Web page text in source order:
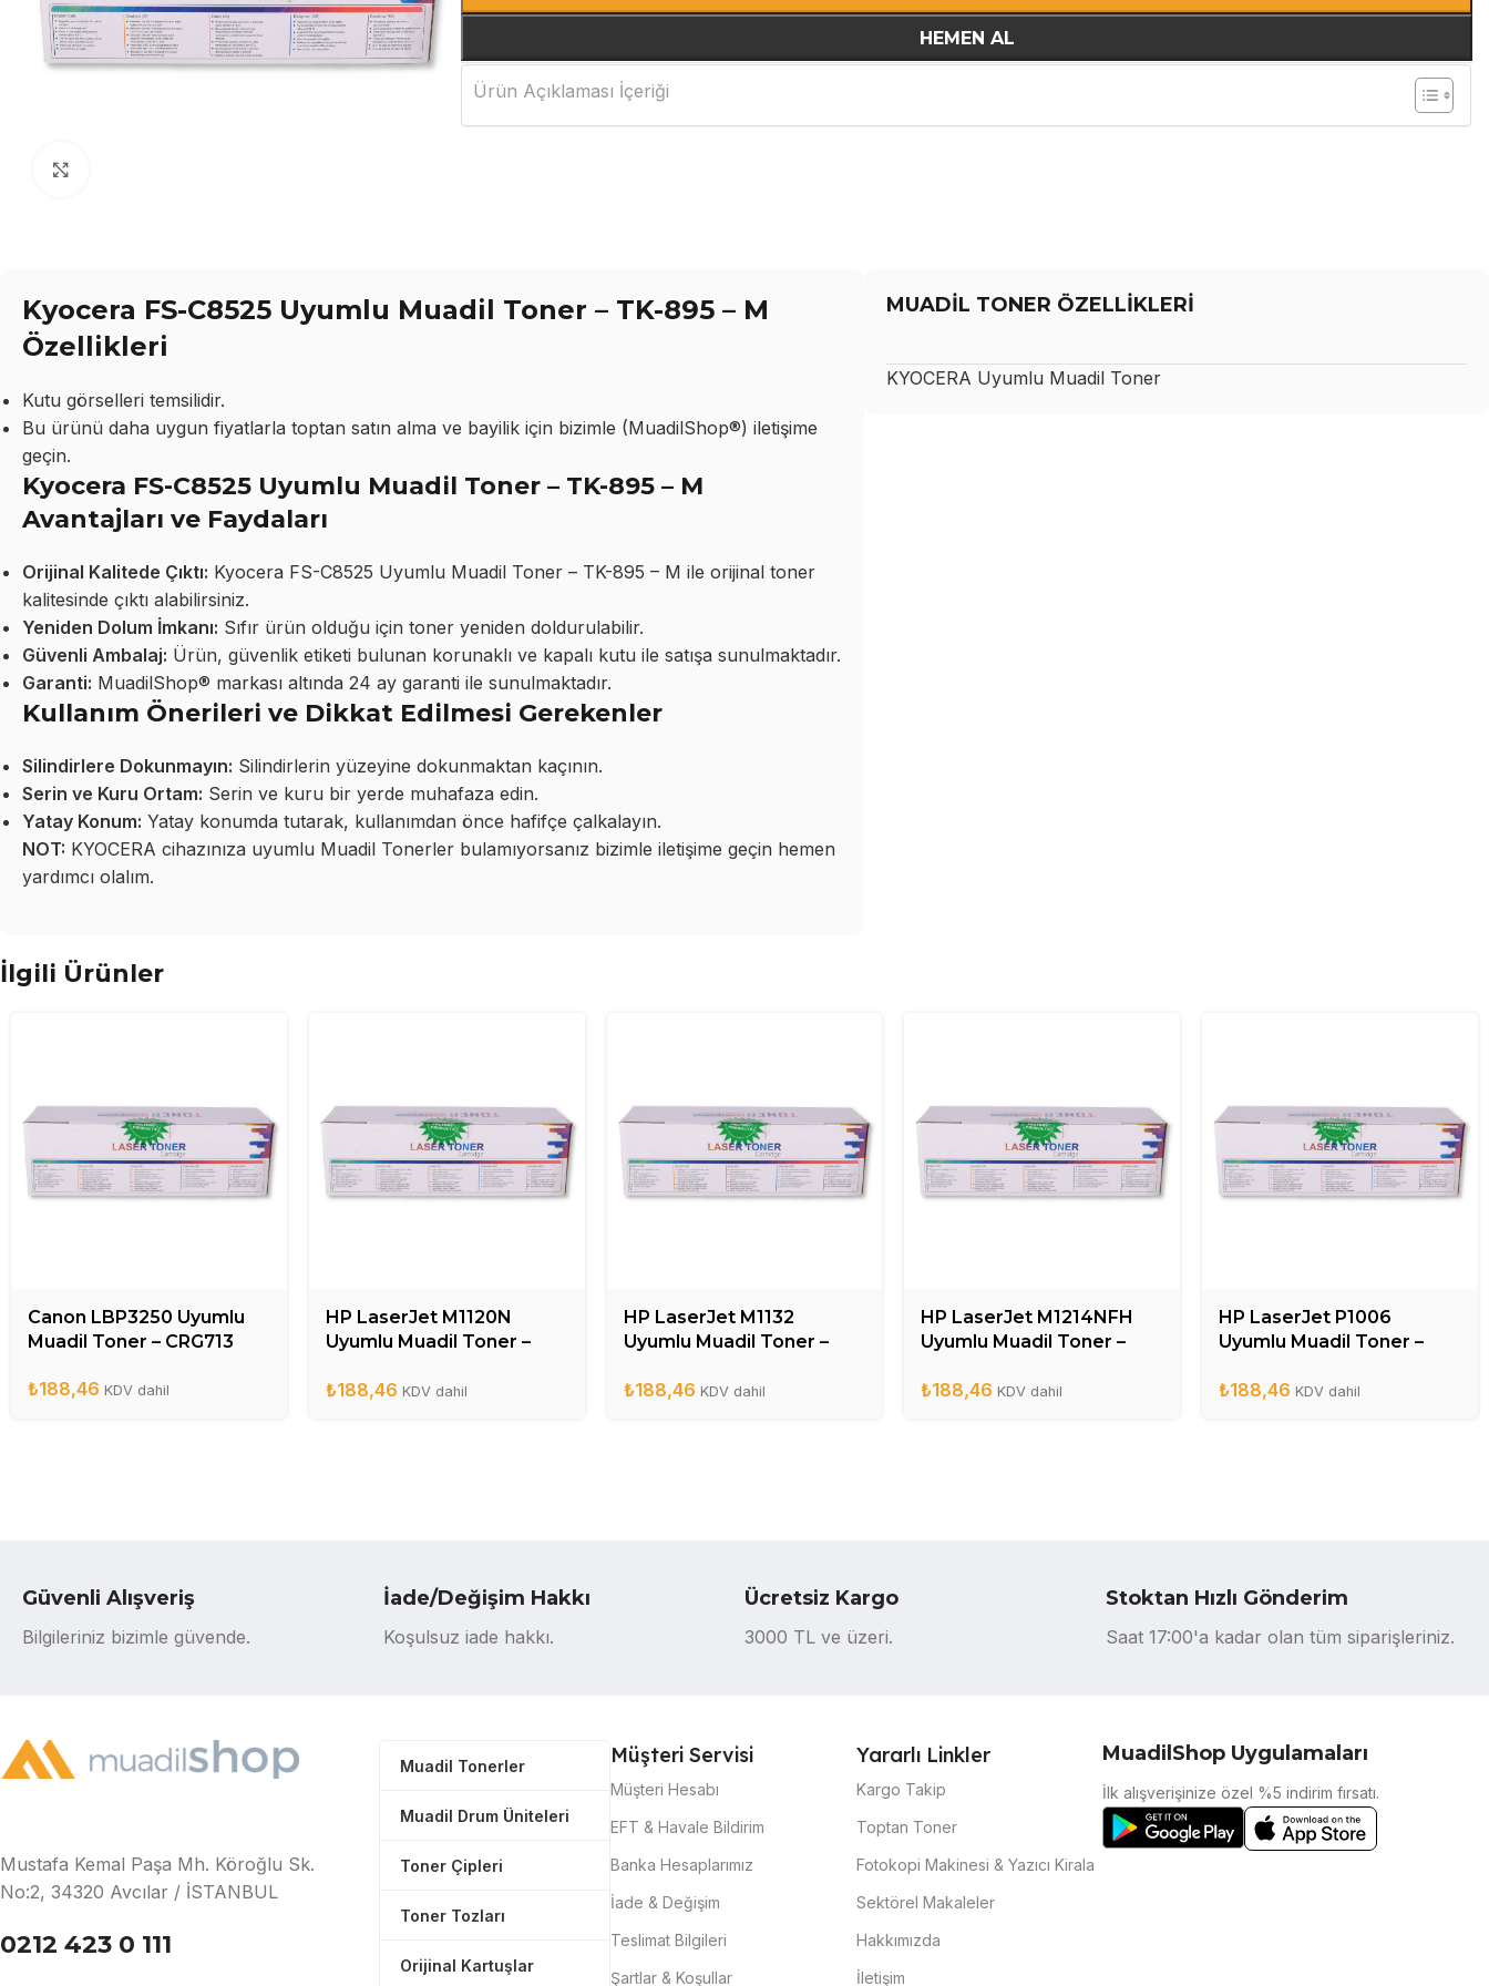
HEMEN AL
Ürün Açıklaması İçeriği
Kyocera FS-C8525 Uyumlu Muadil Toner – TK-895 – M
Özellikleri
Kutu görselleri temsilidir.
Bu ürünü daha uygun fiyatlarla toptan satın alma ve bayilik için bizimle (MuadilShop®) iletişime
geçin.
Kyocera FS-C8525 Uyumlu Muadil Toner – TK-895 – M
Avantajları ve Faydaları
Orijinal Kalitede Çıktı: Kyocera FS-C8525 Uyumlu Muadil Toner – TK-895 – M ile orijinal toner
kalitesinde çıktı alabilirsiniz.
Yeniden Dolum İmkanı: Sıfır ürün olduğu için toner yeniden doldurulabilir.
Güvenli Ambalaj: Ürün, güvenlik etiketi bulunan korunaklı ve kapalı kutu ile satışa sunulmaktadır.
Garanti: MuadilShop® markası altında 24 ay garanti ile sunulmaktadır.
Kullanım Önerileri ve Dikkat Edilmesi Gerekenler
Silindirlere Dokunmayın: Silindirlerin yüzeyine dokunmaktan kaçının.
Serin ve Kuru Ortam: Serin ve kuru bir yerde muhafaza edin.
Yatay Konum: Yatay konumda tutarak, kullanımdan önce hafifçe çalkalayın.
NOT: KYOCERA cihazınıza uyumlu Muadil Tonerler bulamıyorsanız bizimle iletişime geçin hemen
yardımcı olalım.
MUADİL TONER ÖZELLİKLERİ
KYOCERA Uyumlu Muadil Toner
İlgili Ürünler
Canon LBP3250 Uyumlu
Muadil Toner – CRG713
₺188,46 KDV dahil
HP LaserJet M1120N
Uyumlu Muadil Toner –
₺188,46 KDV dahil
HP LaserJet M1132
Uyumlu Muadil Toner –
₺188,46 KDV dahil
HP LaserJet M1214NFH
Uyumlu Muadil Toner –
₺188,46 KDV dahil
HP LaserJet P1006
Uyumlu Muadil Toner –
₺188,46 KDV dahil
Güvenli Alışveriş
Bilgileriniz bizimle güvende.
İade/Değişim Hakkı
Koşulsuz iade hakkı.
Ücretsiz Kargo
3000 TL ve üzeri.
Stoktan Hızlı Gönderim
Saat 17:00'a kadar olan tüm siparişleriniz.
Mustafa Kemal Paşa Mh. Köroğlu Sk.
No:2, 34320 Avcılar / İSTANBUL
0212 423 0 111
Muadil Tonerler
Muadil Drum Üniteleri
Toner Çipleri
Toner Tozları
Orijinal Kartuşlar
Müşteri Servisi
Müşteri Hesabı
EFT & Havale Bildirim
Banka Hesaplarımız
İade & Değişim
Teslimat Bilgileri
Şartlar & Koşullar
Yararlı Linkler
Kargo Takip
Toptan Toner
Fotokopi Makinesi & Yazıcı Kirala
Sektörel Makaleler
Hakkımızda
İletişim
MuadilShop Uygulamaları
İlk alışverişinize özel %5 indirim fırsatı.